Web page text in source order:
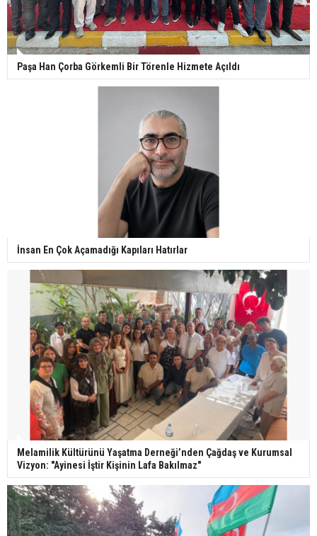
Paşa Han Çorba Görkemli Bir Törenle Hizmete Açıldı
İnsan En Çok Açamadığı Kapıları Hatırlar
Melamilik Kültürünü Yaşatma Derneği’nden Çağdaş ve Kurumsal
Vizyon: "Ayinesi İştir Kişinin Lafa Bakılmaz"